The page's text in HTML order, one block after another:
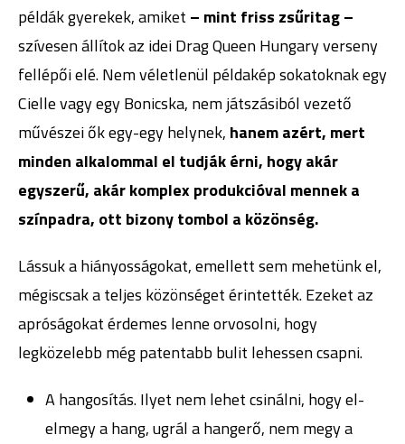
példák gyerekek, amiket – mint friss zsűritag –
szívesen állítok az idei Drag Queen Hungary verseny
fellépői elé. Nem véletlenül példakép sokatoknak egy
Cielle vagy egy Bonicska, nem játszásiból vezető
művészei ők egy-egy helynek, hanem azért, mert
minden alkalommal el tudják érni, hogy akár
egyszerű, akár komplex produkcióval mennek a
színpadra, ott bizony tombol a közönség.
Lássuk a hiányosságokat, emellett sem mehetünk el,
mégiscsak a teljes közönséget érintették. Ezeket az
apróságokat érdemes lenne orvosolni, hogy
legközelebb még patentabb bulit lehessen csapni.
A hangosítás. Ilyet nem lehet csinálni, hogy el-
elmegy a hang, ugrál a hangerő, nem megy a